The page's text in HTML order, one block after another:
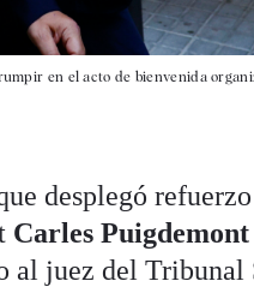
en el acto de bienvenida
desplegó
Carles Puigdemont
al juez del Tribunal